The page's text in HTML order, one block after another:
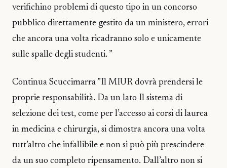
verifichino problemi di questo tipo in un concorso
pubblico direttamente gestito da un ministero, errori
che ancora una volta ricadranno solo e unicamente
sulle spalle degli studenti. ”
Continua Scuccimarra ”Il MIUR dovrà prendersi le
proprie responsabilità. Da un lato Il sistema di
selezione dei test, come per l’accesso ai corsi di laurea
in medicina e chirurgia, si dimostra ancora una volta
tutt’altro che infallibile e non si può più prescindere
da un suo completo ripensamento. Dall’altro non si